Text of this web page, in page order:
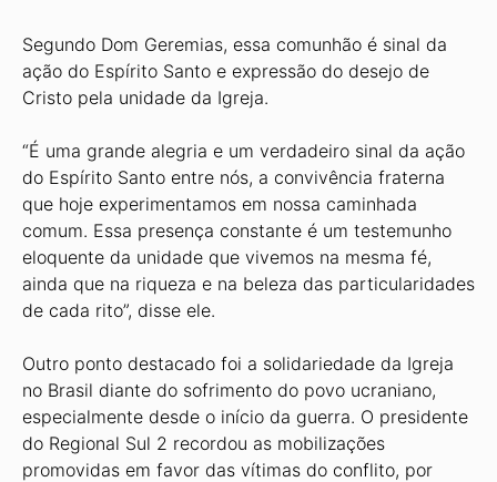
Segundo Dom Geremias, essa comunhão é sinal da
ação do Espírito Santo e expressão do desejo de
Cristo pela unidade da Igreja.
“É uma grande alegria e um verdadeiro sinal da ação
do Espírito Santo entre nós, a convivência fraterna
que hoje experimentamos em nossa caminhada
comum. Essa presença constante é um testemunho
eloquente da unidade que vivemos na mesma fé,
ainda que na riqueza e na beleza das particularidades
de cada rito”, disse ele.
Outro ponto destacado foi a solidariedade da Igreja
no Brasil diante do sofrimento do povo ucraniano,
especialmente desde o início da guerra. O presidente
do Regional Sul 2 recordou as mobilizações
promovidas em favor das vítimas do conflito, por